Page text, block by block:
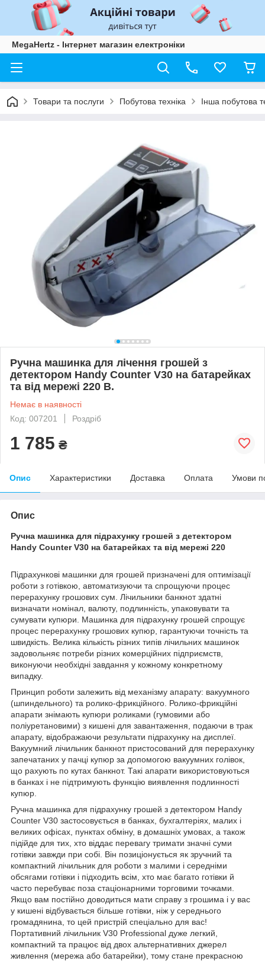
MegaHertz - Інтернет магазин електроніки
Товари та послуги Побутова техніка Інша побутова
Ручна машинка для лічення грошей з
детектором Handy Counter V30 на батарейках
та від мережі 220 В.
Немає в наявності
Код: 007201
Роздріб
1 785 ₴
Опис Характеристики Доставка Оплата Умови
Опис
Ручна машинка для підрахунку грошей з детектором
Handy Counter V30 на батарейках та від мережі 220
Підрахункові машинки для грошей призначені для оптимізації
роботи з готівкою, автоматизуючи та спрощуючи процес
перерахунку грошових сум. Лічильники банкнот здатні
визначати номінал, валюту, подлинність, упаковувати та
сумувати купюри. Машинка для підрахунку грошей спрощує
процес перерахунку грошових купюр, гарантуючи точність та
швидкість. Велика кількість різних типів лічильних машинок
задовольняє потреби різних комерційних підприємств,
виконуючи необхідні завдання у кожному конкретному
випадку.
Принцип роботи залежить від механізму апарату: вакуумного
(шпиндельного) та ролико-фрикційного. Ролико-фрикційні
апарати знімають купюри роликами (гумовими або
поліуретановими) з кишені для завантаження, подаючи в трак
апарату, відображаючи результати підрахунку на дисплеї.
Вакуумний лічильник банкнот пристосований для перерахунку
запечатаних у пачці купюр за допомогою вакуумних голівок,
що рахують по кутах банкнот. Такі апарати використовуються
в банках і не підтримують функцію виявлення подлинності
купюр.
Ручна машинка для підрахунку грошей з детектором Handy
Counter V30 застосовується в банках, бухгалтеріях, малих і
великих офісах, пунктах обміну, в домашніх умовах, а також
підійде для тих, хто віддає перевагу тримати значні суми
готівки завжди при собі. Він позиціонується як зручний та
компактний лічильник для роботи з малими і середніми
обсягами готівки і підходить всім, хто має багато готівки й
часто перебуває поза стаціонарними торговими точками.
Якщо вам постійно доводиться мати справу з грошима і у вас
у кишені відбувається більше готівки, ніж у середнього
громадянина, то цей пристрій спеціально для вас!
Портативний лічильник V30 Professional дуже легкий,
компактний та працює від двох альтернативних джерел
живлення (мережа або батарейки), тому стане прекрасною